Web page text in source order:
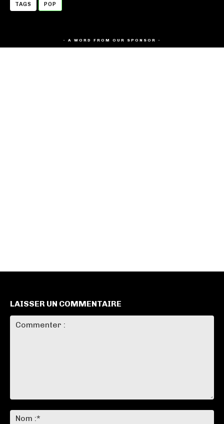
TAGS POP
- A WORD FROM OUR SPONSOR -
LAISSER UN COMMENTAIRE